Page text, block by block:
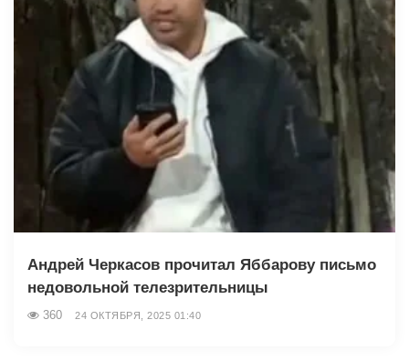
Андрей Черкасов прочитал Яббарову письмо
недовольной телезрительницы
360 24 ОКТЯБРЯ, 2025 01:40